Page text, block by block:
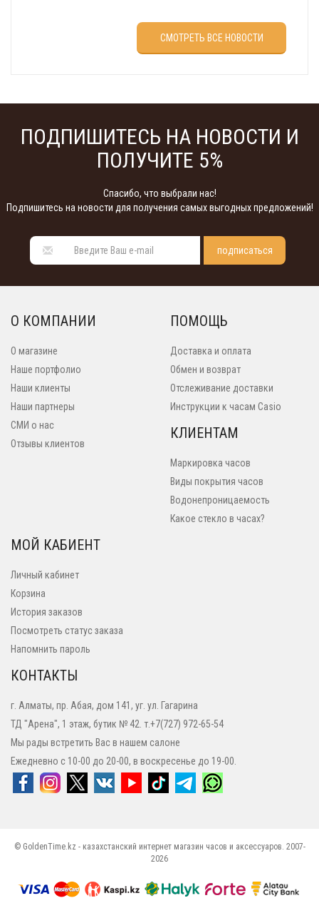
Что подарить на 23 февраля?
СМОТРЕТЬ ВСЕ НОВОСТИ
ПОДПИШИТЕСЬ НА НОВОСТИ И
ПОЛУЧИТЕ 5%
Спасибо, что выбрали нас!
Подпишитесь на новости для получения самых выгодных предложений!
подписаться
О КОМПАНИИ
О магазине
Наше портфолио
Наши клиенты
Наши партнеры
СМИ о нас
Отзывы клиентов
ПОМОЩЬ
Доставка и оплата
Обмен и возврат
Отслеживание доставки
Инструкции к часам Casio
КЛИЕНТАМ
Маркировка часов
Виды покрытия часов
Водонепроницаемость
Какое стекло в часах?
МОЙ КАБИЕНТ
Личный кабинет
Корзина
История заказов
Посмотреть статус заказа
Напомнить пароль
КОНТАКТЫ
г. Алматы, пр. Абая, дом 141, уг. ул. Гагарина
ТД "Арена", 1 этаж, бутик № 42. т.+7(727) 972-65-54
Мы рады встретить Вас в нашем салоне
Ежедневно с 10-00 до 20-00, в воскресенье до 19-00.
© GoldenTime.kz - казахстанский интернет магазин часов и аксессуаров. 2007-
2026